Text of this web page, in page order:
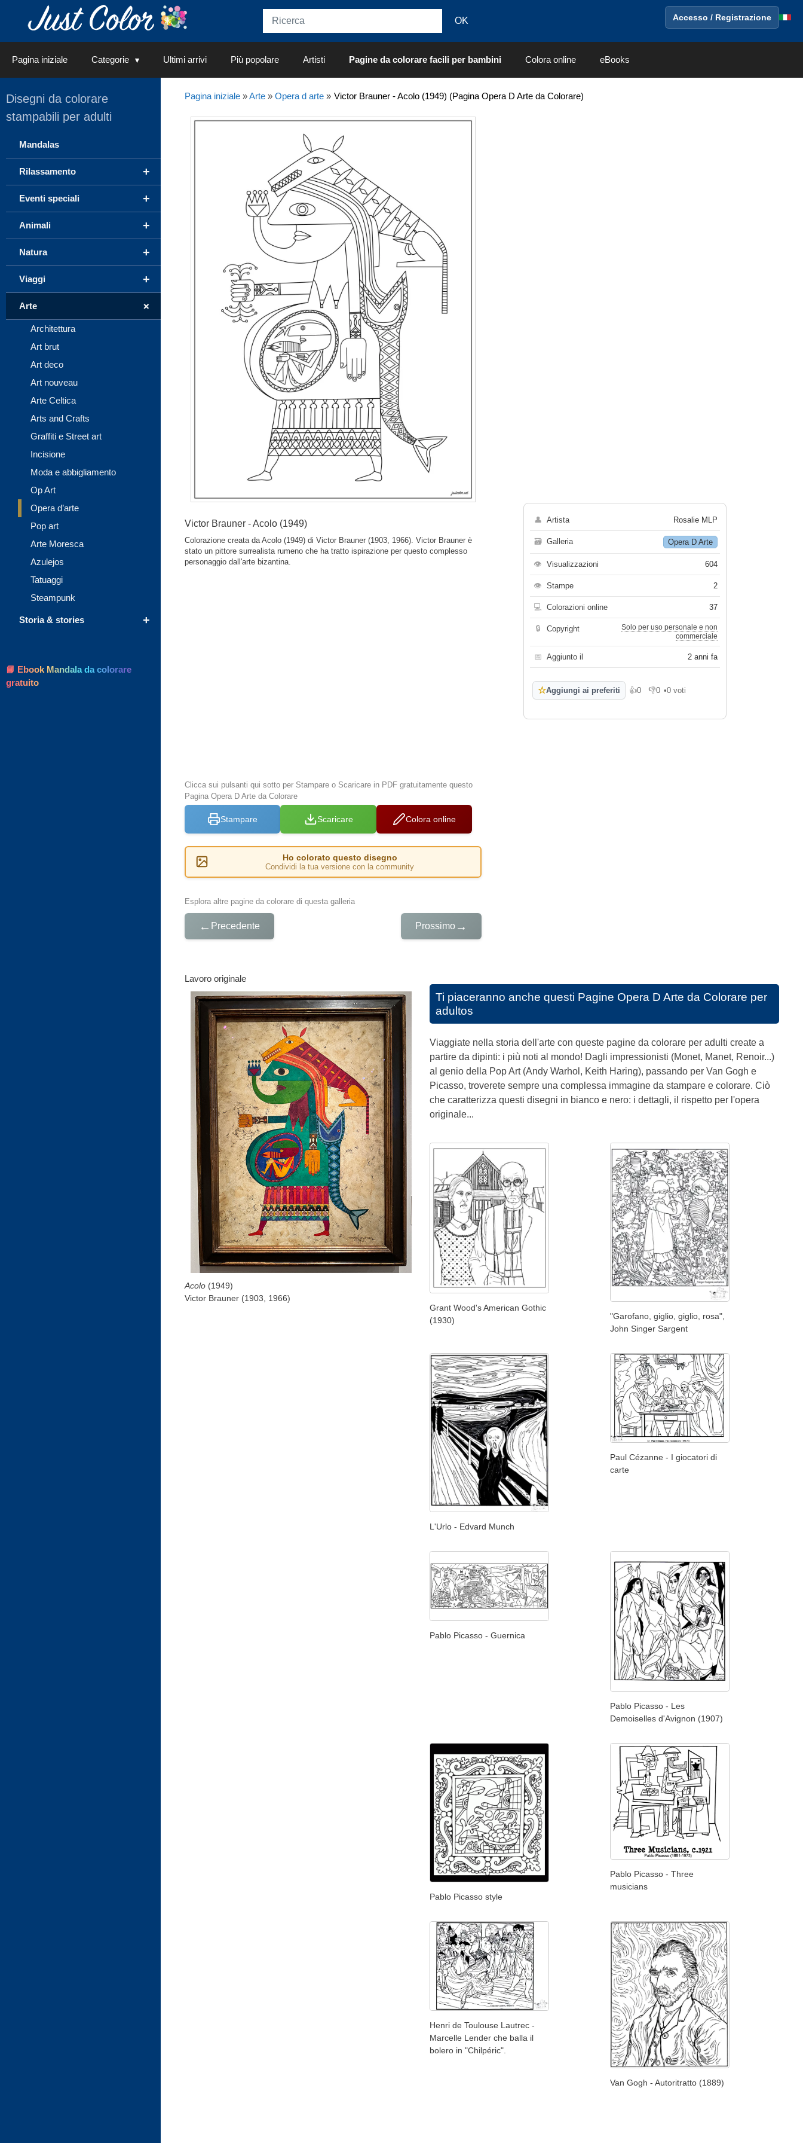
Accesso / Registrazione
Pagina iniziale Categorie Ultimi arrivi Più popolare Artisti Pagine da colorare facili per bambini Colora online eBooks
Pagina iniziale»Arte» Opera d arte» Victor Brauner - Acolo (1949) (Pagina Opera D Arte da Colorare)
Victor Brauner - Acolo (1949)
Colorazione creata da Acolo (1949) di Victor Brauner (1903, 1966). Victor Brauner è
stato un pittore surrealista rumeno che ha tratto ispirazione per questo complesso
personaggio dall'arte bizantina.
Clicca sui pulsanti qui sotto per Stampare o Scaricare in PDF gratuitamente questo
Pagina Opera D Arte da Colorare
Stampare Scaricare Colora online
Ho colorato questo disegno
Condividi la tua versione con la community
Esplora altre pagine da colorare di questa galleria
← Precedente Prossimo →
👤 Artista Rosalie MLP
🗃 Galleria Opera D Arte
👁 Visualizzazioni 604
👁 Stampe 2
💻 Colorazioni online 37
🔒 Copyright
Solo per uso personale e non
commerciale
📅 Aggiunto il 2 anni fa
☆Aggiungi ai preferiti 👍0
Mi piace
👎0
Non mi piace
•0 voti
Lavoro originale
Acolo(1949)
Victor Brauner (1903, 1966)
Ti piaceranno anche questi Pagine Opera D Arte da Colorare per
adultos
Viaggiate nella storia dell'arte con queste pagine da colorare per adulti create a
partire da dipinti: i più noti al mondo! Dagli impressionisti (Monet, Manet, Renoir...)
al genio della Pop Art (Andy Warhol, Keith Haring), passando per Van Gogh e
Picasso, troverete sempre una complessa immagine da stampare e colorare. Ciò
che caratterizza questi disegni in bianco e nero: i dettagli, il rispetto per l'opera
originale...
Grant Wood's American Gothic
(1930)
"Garofano, giglio, giglio, rosa",
John Singer Sargent
L'Urlo - Edvard Munch
Paul Cézanne - I giocatori di
carte
Pablo Picasso - Guernica
Pablo Picasso - Les
Demoiselles d'Avignon (1907)
Pablo Picasso style
Pablo Picasso - Three
musicians
Henri de Toulouse Lautrec -
Marcelle Lender che balla il
bolero in "Chilpéric".
Van Gogh - Autoritratto (1889)
Disegni da colorare
stampabili per adulti
Mandalas
+
Rilassamento
+
Eventi speciali
+
Animali
+
Natura
+
Viaggi
+
Arte
Architettura
Art brut
Art deco
Art nouveau
Arte Celtica
Arts and Crafts
Graffiti e Street art
Incisione
Moda e abbigliamento
Op Art
Opera d’arte
Pop art
Arte Moresca
Azulejos
Tatuaggi
Steampunk
+
Storia & stories
📘 Ebook Mandala da colorare
gratuito